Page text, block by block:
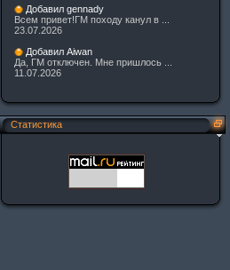
Добавил gennady
Всем привет!ГМ походу канул в ...
23.07.2026
Добавил Aiwan
Да, ГМ отключен. Мне пришлось ...
11.07.2026
Статистика